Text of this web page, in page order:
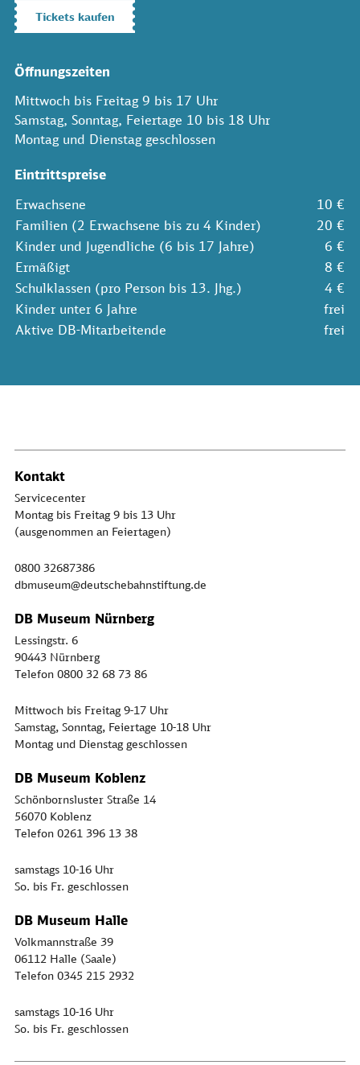
Tickets kaufen
Öffnungszeiten
Mittwoch bis Freitag 9 bis 17 Uhr
Samstag, Sonntag, Feiertage 10 bis 18 Uhr
Montag und Dienstag geschlossen
Eintrittspreise
Erwachsene
10 €
Familien (2 Erwachsene bis zu 4 Kinder)
20 €
Kinder und Jugendliche (6 bis 17 Jahre)
6 €
Ermäßigt
8 €
Schulklassen (pro Person bis 13. Jhg.)
4 €
Kinder unter 6 Jahre
frei
Aktive DB-Mitarbeitende
frei
Kontakt
Servicecenter
Montag bis Freitag 9 bis 13 Uhr
(ausgenommen an Feiertagen)
0800 32687386
dbmuseum@deutschebahnstiftung.de
DB Museum Nürnberg
Lessingstr. 6
90443 Nürnberg
Telefon 0800 32 68 73 86
Mittwoch bis Freitag 9-17 Uhr
Samstag, Sonntag, Feiertage 10-18 Uhr
Montag und Dienstag geschlossen
DB Museum Koblenz
Schönbornsluster Straße 14
56070 Koblenz
Telefon 0261 396 13 38
samstags 10-16 Uhr
So. bis Fr. geschlossen
DB Museum Halle
Volkmannstraße 39
06112 Halle (Saale)
Telefon 0345 215 2932
samstags 10-16 Uhr
So. bis Fr. geschlossen